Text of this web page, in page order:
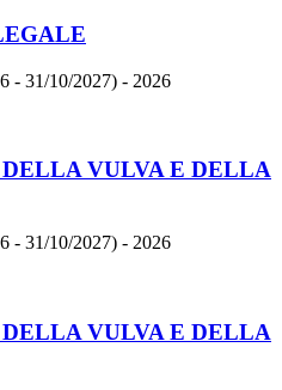
- 31/10/2027) - 2026
DELLA VULVA E DELLA
- 31/10/2027) - 2026
VULVA E DELLA